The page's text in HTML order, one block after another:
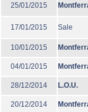
25/01/2015
17/01/2015 Sale
10/01/2015
04/01/2015
28/12/2014 L.O.U.
20/12/2014